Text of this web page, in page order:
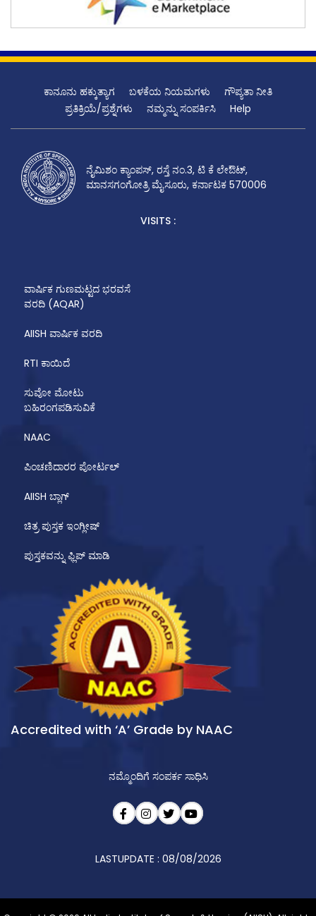
ಕಾನೂನು ಹಕ್ಕುತ್ಯಾಗ ಬಳಕೆಯ ನಿಯಮಗಳು
ಗೌಪ್ಯತಾ ನೀತಿ
ಪ್ರತಿಕ್ರಿಯೆ/ಪ್ರಶ್ನೆಗಳು
ನಮ್ಮನ್ನು ಸಂಪರ್ಕಿಸಿ Help
ನೈಮಿಶಂ ಕ್ಯಾಂಪಸ್, ರಸ್ತೆ ನಂ.3, ಟಿ ಕೆ ಲೇಔಟ್,
ಮಾನಸಗಂಗೋತ್ರಿ ಮೈಸೂರು, ಕರ್ನಾಟಕ 570006
VISITS :
ವಾರ್ಷಿಕ ಗುಣಮಟ್ಟದ ಭರವಸೆ
ವರದಿ (AQAR)
AIISH ವಾರ್ಷಿಕ ವರದಿ
RTI ಕಾಯಿದೆ
ಸುವೋ ಮೋಟು
ಬಹಿರಂಗಪಡಿಸುವಿಕೆ
NAAC
ಪಿಂಚಣಿದಾರರ ಪೋರ್ಟಲ್
AIISH ಬ್ಲಾಗ್
ಚಿತ್ರ ಪುಸ್ತಕ ಇಂಗ್ಲೀಷ್
ಪುಸ್ತಕವನ್ನು ಫ್ಲಿಪ್ ಮಾಡಿ
Accredited with ‘A’ Grade by NAAC
ನಮ್ಮೊಂದಿಗೆ ಸಂಪರ್ಕ ಸಾಧಿಸಿ
LASTUPDATE : 08/08/2026